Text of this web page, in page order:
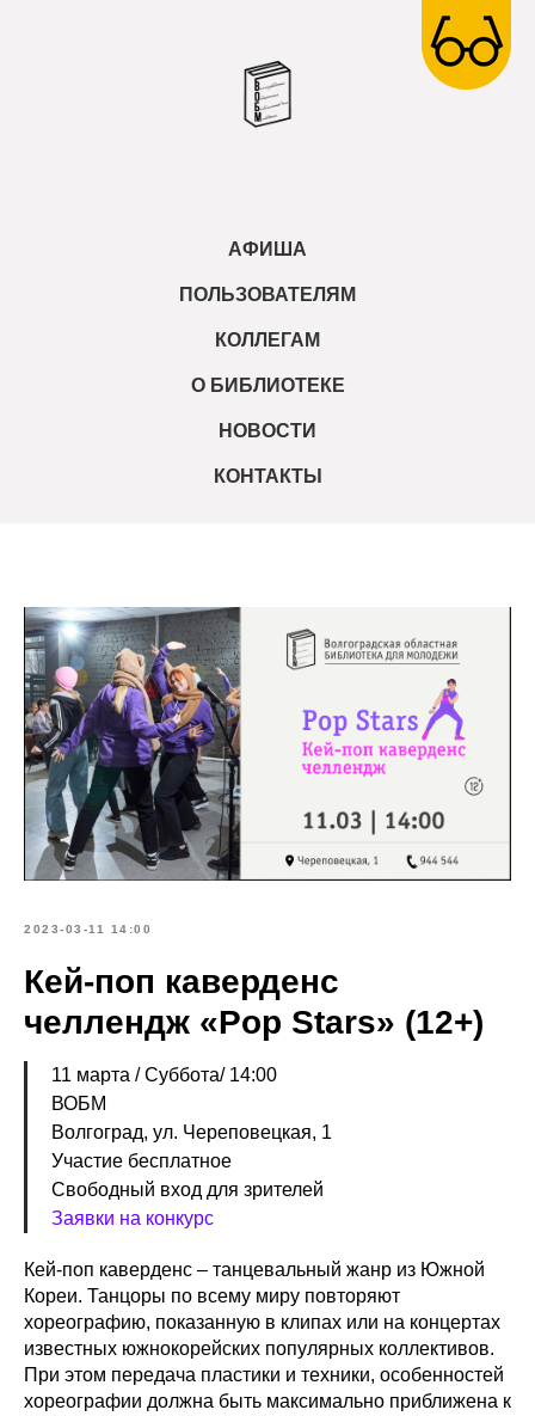
АФИША
ПОЛЬЗОВАТЕЛЯМ
КОЛЛЕГАМ
О БИБЛИОТЕКЕ
НОВОСТИ
КОНТАКТЫ
2023-03-11 14:00
Кей-поп каверденс
челлендж «Pop Stars» (12+)
11 марта / Суббота/ 14:00
ВОБМ
Волгоград, ул. Череповецкая, 1
Участие бесплатное
Свободный вход для зрителей
Заявки на конкурс
Кей-поп каверденс – танцевальный жанр из Южной
Кореи. Танцоры по всему миру повторяют
хореографию, показанную в клипах или на концертах
известных южнокорейских популярных коллективов.
При этом передача пластики и техники, особенностей
хореографии должна быть максимально приближена к